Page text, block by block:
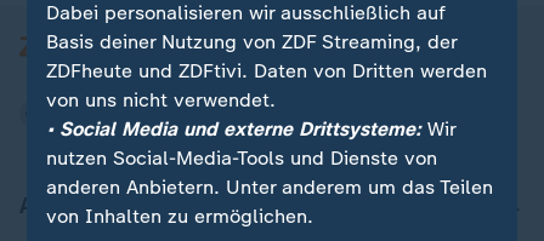
Aktuell bei ZDFheute
Dabei personalisieren wir ausschließlich auf
Basis deiner Nutzung von ZDF Streaming, der
ZDFheute und ZDFtivi. Daten von Dritten werden
von uns nicht verwendet.
• Social Media und externe Drittsysteme:Wir
nutzen Social-Media-Tools und Dienste von
anderen Anbietern. Unter anderem um das Teilen
von Inhalten zu ermöglichen.